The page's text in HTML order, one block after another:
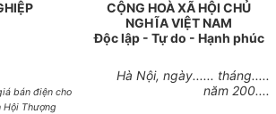
CỘNG HOÀ XÃ HỘI CHỦ
NGHĨA VIỆTNAM
Độc lập - Tự do - Hạnh phúc
bán điện cho
Hội Thượng
Hà Nội, ngày...... tháng.....
năm 200....